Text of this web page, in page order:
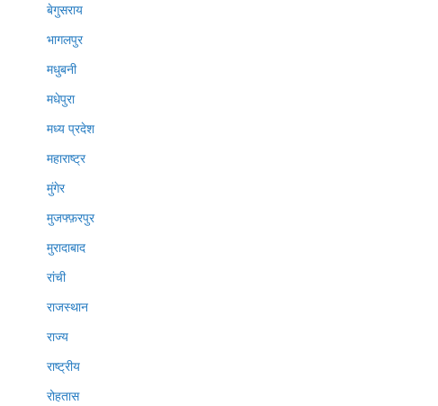
बेगुसराय
भागलपुर
मधुबनी
मधेपुरा
मध्य प्रदेश
महाराष्ट्र
मुंगेर
मुजफ्फ़रपुर
मुरादाबाद
रांची
राजस्थान
राज्य
राष्ट्रीय
रोहतास